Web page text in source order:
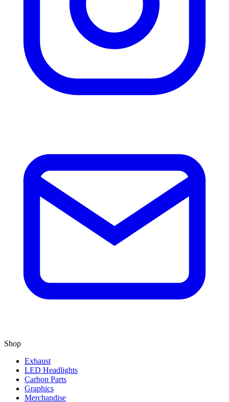
Shop
Exhaust
LED Headlights
Carbon Parts
Graphics
Merchandise